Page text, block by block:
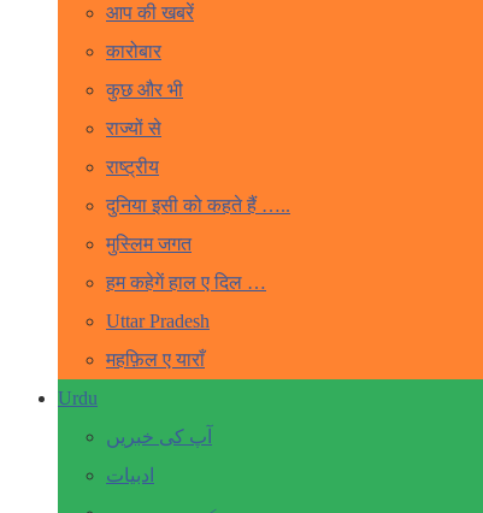
आप की खबरें
कारोबार
कुछ और भी
राज्यों से
राष्ट्रीय
दुनिया इसी को कहते हैं …..
मुस्लिम जगत
हम कहेगें हाल ए दिल …
Uttar Pradesh
महफ़िल ए याराँ
Urdu
آپ کی خبریں
ادبیات